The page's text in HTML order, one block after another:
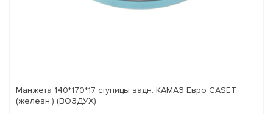
Манжета 140*170*17 ступицы задн. КАМАЗ Евро CASET
(железн.) (ВОЗДУХ)